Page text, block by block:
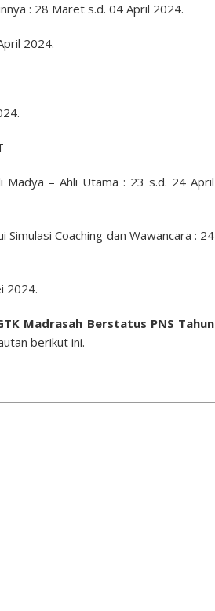
: 28 Maret s.d. 04 April 2024.
2024.
Madya – Ahli Utama : 23 s.d. 24 April
Simulasi Coaching dan Wawancara : 24
2024.
Madrasah Berstatus PNS Tahun
berikut ini.